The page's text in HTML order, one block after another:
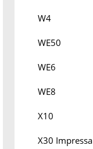
W4
WE50
WE6
WE8
X10
X30 Impressa